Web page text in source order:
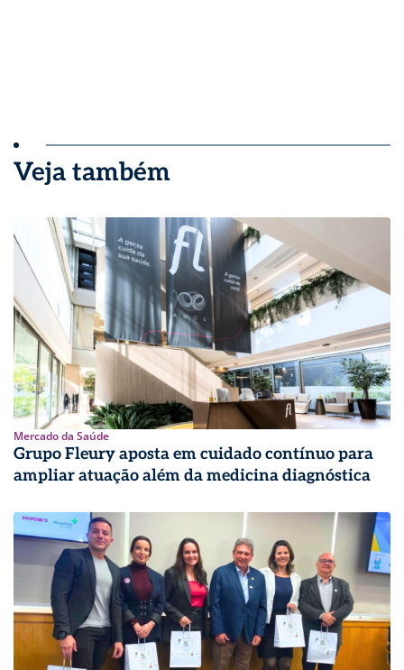
Veja também
Mercado da Saúde
Grupo Fleury aposta em cuidado contínuo para
ampliar atuação além da medicina diagnóstica